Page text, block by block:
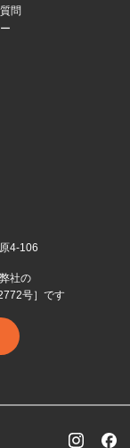
4-106
社の
号］です
問